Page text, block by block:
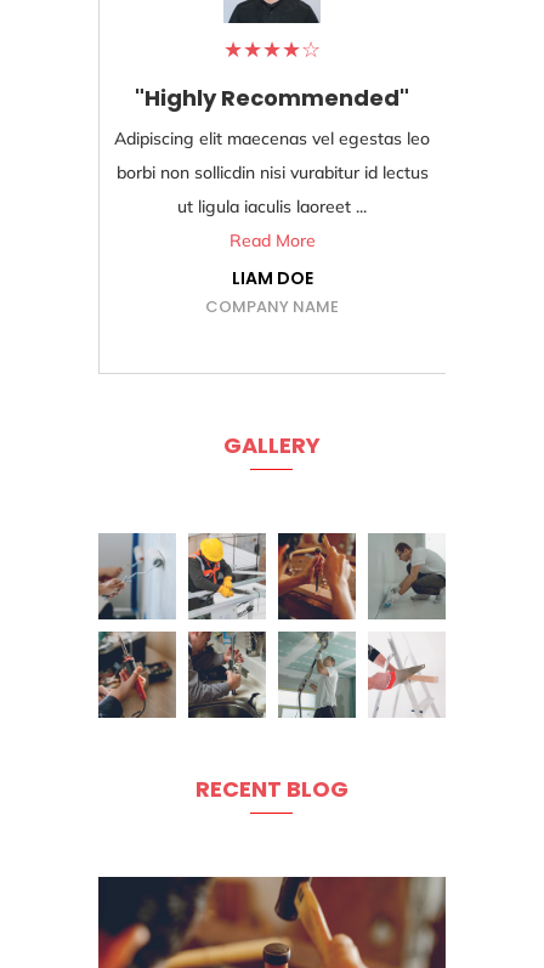
★★★★☆
"Highly Recommended"
Adipiscing elit maecenas vel egestas leo
borbi non sollicdin nisi vurabitur id lectus
ut ligula iaculis laoreet ...
Read More
LIAM DOE
COMPANY NAME
GALLERY
RECENT BLOG